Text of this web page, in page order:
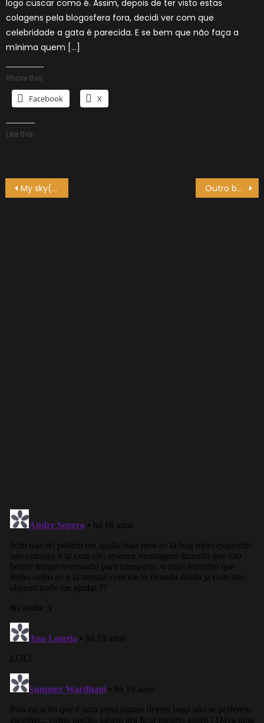
logo cuscar como é. Assim, depois de ter visto estas
colagens pela blogosfera fora, decidi ver com que
celebridade a gata é parecida. E se bem que não faça a
mínima quem […]
Share this:
Facebook X
Like this:
Navegação
My sky(box) garden Outro bug do Second Life